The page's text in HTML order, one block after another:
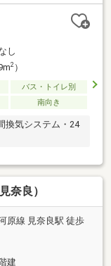
し
2）
バス・トイレ別
南向き
換気システム・24
奈良）
原線 見奈良駅 徒歩
建